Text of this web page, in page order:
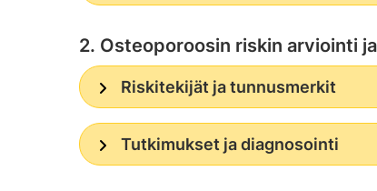
2. Osteoporoosin riskin arviointi
Riskitekijät ja tunnusmerkit
Tutkimukset ja diagnosointi